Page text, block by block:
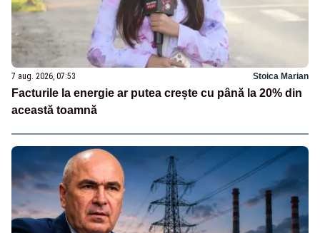
7 aug. 2026, 07:53 Stoica Marian
Facturile la energie ar putea crește cu până la 20% din
această toamnă